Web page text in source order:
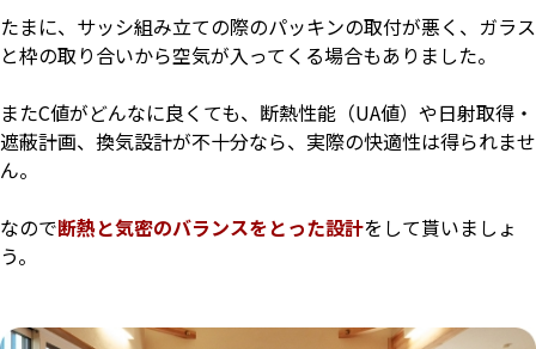
たまに、サッシ組み立ての際のパッキンの取付が悪く、 ガラス
と枠の取り合いから空気が入ってくる場合もありました。
またC値がどんなに良くても、 断熱性能（UA値）や日射取得・
遮蔽計画、換気設計が不十分なら、 実際の快適性は得られませ
ん。
なので断熱と気密のバランスをとった設計をして貰いましょ
う。